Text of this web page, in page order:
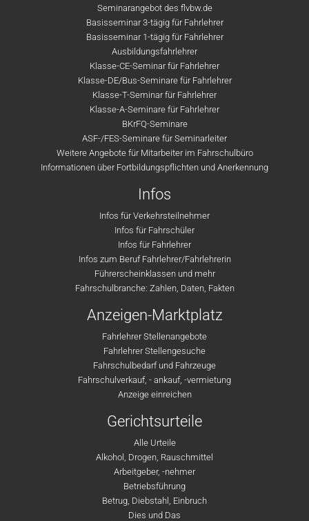
Seminarangebot des flvbw.de
Basisseminar 3-tägig für Fahrlehrer
Basisseminar 1-tägig für Fahrlehrer
Ausbildungsfahrlehrer
Klasse-CE-Seminar für Fahrlehrer
Klasse-DE/Bus-Seminare für Fahrlehrer
Klasse-T-Seminar für Fahrlehrer
Klasse-A-Seminare für Fahrlehrer
BKrFQ-Seminare
ASF-/FES-Seminare für Seminarleiter
Weitere Angebote für Mitarbeiter im Fahrschulbüro
Informationen über Fortbildungspflichten und Anerkennung
Infos
Infos für Verkehrsteilnehmer
Infos für Fahrschüler
Infos für Fahrlehrer
Infos zum Beruf Fahrlehrer/Fahrlehrerin
Führerscheinklassen und mehr
Fahrschulbranche: Zahlen, Daten, Fakten
Anzeigen-Marktplatz
Fahrlehrer Stellenangebote
Fahrlehrer Stellengesuche
Fahrschulbedarf und Fahrzeuge
Fahrschulverkauf, - ankauf, -vermietung
Anzeige einreichen
Gerichtsurteile
Alle Urteile
Alkohol, Drogen, Rauschmittel
Arbeitgeber, -nehmer
Betriebsführung
Betrug, Diebstahl, Einbruch
Dies und Das